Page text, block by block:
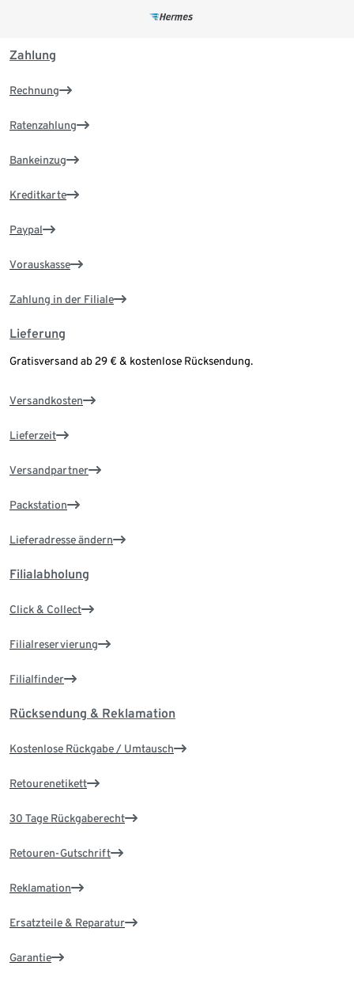
Zahlung
Rechnung
Ratenzahlung
Bankeinzug
Kreditkarte
Paypal
Vorauskasse
Zahlung in der Filiale
Lieferung
Gratisversand ab 29 € & kostenlose Rücksendung.
Versandkosten
Lieferzeit
Versandpartner
Packstation
Lieferadresse ändern
Filialabholung
Click & Collect
Filialreservierung
Filialfinder
Rücksendung & Reklamation
Kostenlose Rückgabe / Umtausch
Retourenetikett
30 Tage Rückgaberecht
Retouren-Gutschrift
Reklamation
Ersatzteile & Reparatur
Garantie